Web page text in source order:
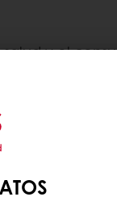
y el
abril de
el mundo, el
Tomorrow
embargo, la
tiempo